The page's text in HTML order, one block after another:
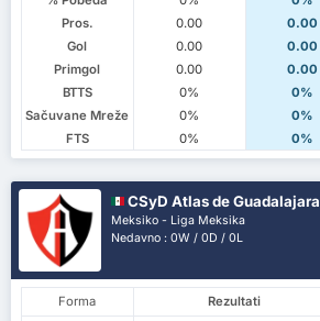
Pros.
0.00 0.00
Gol
0.00 0.00
Primgol
0.00 0.00
BTTS
0% 0%
Sačuvane Mreže
0% 0%
FTS
0% 0%
CSyD Atlas de Guadalajara
Meksiko - Liga Meksika
Nedavno : 0W / 0D / 0L
Forma Rezultati